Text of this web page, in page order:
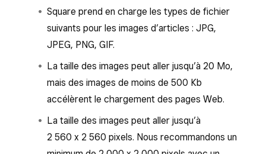
Square prend en charge les types de fichier
suivants pour les images d’articles : JPG,
JPEG, PNG, GIF.
La taille des images peut aller jusqu’à 20 Mo,
mais des images de moins de 500 Kb
accélèrent le chargement des pages Web.
La taille des images peut aller jusqu’à
2 560 x 2 560 pixels. Nous recommandons un